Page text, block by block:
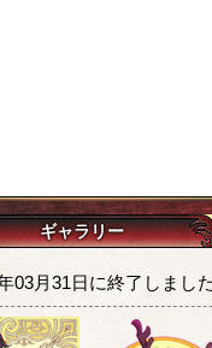
ギャラリー
03月31日に終了しまし